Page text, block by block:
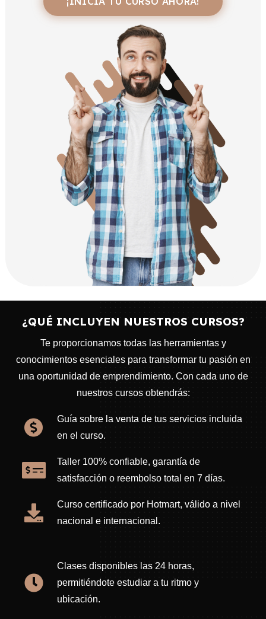
¿QUÉ INCLUYEN NUESTROS CURSOS?
Te proporcionamos todas las herramientas y
conocimientos esenciales para transformar tu pasión en
una oportunidad de emprendimiento. Con cada uno de
nuestros cursos obtendrás:
Guía sobre la venta de tus servicios incluida
en el curso.
Taller 100% confiable, garantía de
satisfacción o reembolso total en 7 días.
Curso certificado por Hotmart, válido a nivel
nacional e internacional.
Clases disponibles las 24 horas,
permitiéndote estudiar a tu ritmo y
ubicación.